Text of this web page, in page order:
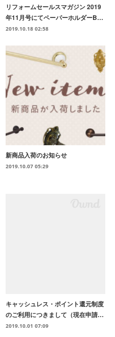
リフォームセールスマガジン 2019
年11月号にてペーパーホルダーB…
2019.10.18 02:58
新商品入荷のお知らせ
2019.10.07 05:29
キャッシュレス・ポイント還元制度
のご利用につきまして（現在申請…
2019.10.01 07:09